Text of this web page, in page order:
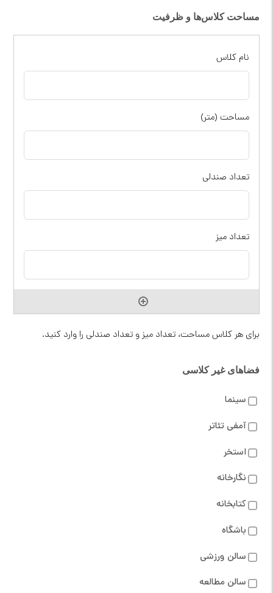
مساحت کلاس‌ها و ظرفیت
برای هر کلاس مساحت، تعداد میز و تعداد صندلی را وارد کنید.
فضاهای غیر کلاسی
سینما
آمفی تئاتر
استخر
نگارخانه
کتابخانه
باشگاه
سالن ورزشی
سالن مطالعه